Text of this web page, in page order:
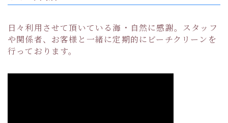
日々利用させて頂いている海・自然に感謝。スタッフ
や関係者、お客様と一緒に定期的にビーチクリーンを
行っております。